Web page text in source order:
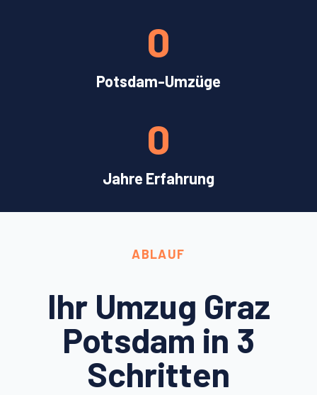
Potsdam-Umzüge
0
Jahre Erfahrung
0
ABLAUF
Ihr Umzug Graz
Potsdam in 3
Schritten